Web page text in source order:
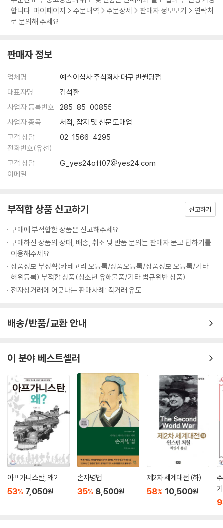
나를 다스리고 적을 다루는 방법
· 힘을 비축해 피로한 적을 상대하라 - 풍이 장군의 외효 진압
원칙은 유지하되 유연하게 대응하라
· 이로움과 해로움을 함께 살펴라 - 정나라 명재상 자산의 혜안
· 적이 판 함정을 발판으로 삼아라 - 정국의 진나라 수로 건설
· 리더의 지혜는 경청에서 나온다 - 두 사람의 항명, 서로 다른 처벌
요행을 바라지 말고 역량을 쌓아라
· 과신은 스스로를 망친다 - 천하영웅 항우의 몰락
제9편│행군 行軍 적의 움직임에 답이 있다
· 적이 대응하지 못할 판을 짜라 - 강 한가운데서 패한 조구
적의 동태를 파악하는 방법
· 적의 의도를 역이용하라 - 한신이 패전한 척 후퇴한 이유
승리하는 군대를 다스리는 법
· 리더는 때로는 너그럽고, 때로는 엄격해야 한다 - 문무를 겸비한 황제, 강
희제
제10편│지형 地形 지형을 꿰뚫는 자가 전장을 지배한다
내가 있는 곳을 올바로 이해하라
· 지형을 읽어야 승리할 수 있다 - 제갈량의 읍참마속
실패에서 배워라
· 공동체에 이로운 길을 따라가라 - 도를 지킨 문공, 명성을 탐한 자옥
· 허울뿐인 명분은 일을 그르친다 - 송나라 양공의 지나친 인의
적을 알고 나를 알면 승리를 거두는 데 위태로움이 없다
· 허울이 아닌 진심으로 대하라 - 오기 장군이 병사의 종기를 빨아준 까닭
· 때와 자리를 모르면 승리할 수 없다 - 효산에서 무너진 진목공의 원정
흔들고 국가의 존속과 멸망을 좌우하는 중대한 일이다. 그러므로 전쟁에
나서기 전에는 반드시 그 승패를 면밀히 따져보아야만 한다. 삶에서도 마
찬가지이다. 되도록 전쟁에 나서지 말되, 피치 못할 순간에는 싸움을 시작
--- p.28-29 「제1편│계」 중에서
국가가 군사를 일으켜 빈곤해지는 까닭은 군사 원정에 수반되는 장거리 운
송에 있다. 장거리 운송은 필연적으로 백성을 가난하게 만든다. 군대가 지
나가는 지역에서는 물가가 폭등하고, 물가가 폭등하면 백성의 재물이 고갈
되며, 재물이 고갈되면 세금과 노역이 가중된다. … 전쟁에서 귀중함은 신
속한 승리에 있으며 결코 오래 끄는 데 있지 않다. 진정으로 용병의 도를 터
득하고 그 이익을 통찰하는 장수야말로, 백성의 생사 운명을 결정하고 국
가 안위와 존망을 주재하는 존재다.
--- p.57-65 「제2편│작전」 중에서
략하는 데 있다. 물은 지세에 근거하여 흘러가고, 용병은 상이한 적정에 근
거하여 각기 다른 승리의 책략을 구사한다. 용병은 변하지 않는 상세(常
勢)가 없고, 물은 변하지 않는 상형(常形)이 없다. 적정의 변화에 근거하
여 능히 승리를 거두는 것을 곧 신과 같은 용병이라고 한다.
--- p.167-168 「제6편│허실」 중에서
실상을 감추고 허를 꿰뚫어라: 원수의 손으로 자신의 이름을 빛낸 손빈
“날이 저물면 이 나무 아래 불이 켜질 것이다. 그 불빛을 향해 일제히 활을
언가 새겨져 있는 것을 발견하고는, 그 글자를 확인하려 불을 밝히게 했다.
미 손쓸 도리가 없음을 깨닫고 칼을 빼어 자결하며, 죽기 직전 이렇게 탄식
했다.
“결국 내가 저 아이의 이름을 빛내주는구나!”
제나라는 이 기세를 몰아 위나라 군을 궤멸시키고 위나라 태자마저 포로로
사로잡아 귀환했다.
--- p.171 「제6편│허실」 중에서
장수가 자신의 군대만 파악하고 적의 군대를 파악하지 못하면 승리할 가능
성은 반반이다. 적의 군대만 파악하고 자신의 군대는 파악하지 못하면 승
리할 가능성은 역시 반반이다. 적의 정황을 파악하고 자신의 정황도 파악
했지만 지형이 작전에 불리한 것을 파악하지 못한다면, 승리할 가능성은
절반에 지나지 않는다. 진정으로 용병에 통달한 장수는 행동에 미혹함이
서 좌절하고, 믿었던 관계가 깨지고, 투자에서 손실을 보며 삶의 기반이 흔
들린다. 그 순간 인간은 절실히 깨닫는다. 한 번의 승리가 모든 것을 보장하
을 꿰뚫는다. 백 번 싸워도 위태롭지 않은 자리에 선 자만이 흔들리지 않는
많은 이들이 손자를 승리의 기술자로 오해한다. 그러나 그는 싸움마다 이
기는 것을 최고라 하지 않았다. 손자가 강조한 것은 백 번 싸워도 위태롭지
워라”라고 냉정하게 말했다. 싸움에 뛰어들고 나서 이기려는 것은 도박이
지만, 미리 승리의 조건을 만들어 놓고 싸우는 것은 전략이다. 오늘날의 경
쟁 사회에서 이 가르침은 더욱 무겁게 다가온다. 성급한 성공은 쉽게 무너
지고, 단기 실적만 추구하는 기업은 지속되지 않는다. 오히려 불필요한 싸
움을 피하고, 싸우지 않고 이기는 자가 진정한 승자다. 『손자병법』은 단순
백 번 싸워도 위태롭지 않은 ‘불태’ 전략
『손자병법』의 핵심은 바로 이 지점에 있다. 손자는 단순히 “어떻게 이길 것
인가”가 아니라 “어떻게 순간의 성취가 아닌, 오래 지속되는 기반을 마련
할 것인가”를 묻는다.
그래서 손자는 백 번 싸워 백 번 이기는 ‘백전백승’(百戰百勝)이 아닌 백
뛰어들고 나서 이기려 하지 말고, 상대를 파악하고 나의 약점을 보완해 승
리의 조건을 먼저 갖춘 뒤 움직여야 한다는 것이다.
2,500년 전에 쓰인 책이지만, 손자의 통찰은 정치·경제·비즈니스·인간관
4 용지 5장 분량의 6천 자 속에서 진정한 승리의 의미를 묻고, 전쟁의 모
든 것을 집대성했다. 그 주제는 승패 예측, 지형 파악과 주도권 장악, 지휘
체계와 병사들의 사기 관리, 첩자와 심리전 운용까지 총망라한다. 그 본질
은 오늘날의 인간 행동과 심리 분석, 조직 경영과 다르지 않다.
읽는 고전에서 체험하는 고전으로
현대지성 클래식은 『손자병법』을 단순한 번역서가 아닌 스토리텔링 중심
해석서로 선보인다. 고전의 묵직한 울림을 살리면서도, 현대 독자들이 흥
미롭게 읽고 일상에 당장 적용할 수 있는 실천적 전략서로 다듬었다.
합니다. 마이페이지 > 주문내역 > 주문상세 > 판매자 정보보기 > 연락처
로 문의해 주세요.
판매자 정보
업체명
예스이십사 주식회사 대구 반월당점
대표자명
김석환
사업자 등록번호
285-85-00855
사업자 종목
서적, 잡지 및 신문 도매업
고객 상담
전화번호(유선)
02-1566-4295
고객 상담
이메일
G_yes24off07@yes24.com
부적합 상품 신고하기 신고하기
구매에 부적합한 상품은 신고해주세요.
구매하신 상품의 상태, 배송, 취소 및 반품 문의는 판매자 묻고 답하기를
이용해주세요.
상품정보 부정확(카테고리 오등록/상품오등록/상품정보 오등록/기타
허위등록) 부적합 상품(청소년 유해물품/기타 법규위반 상품)
전자상거래에 어긋나는 판매사례: 직거래 유도
배송/반품/교환 안내
이 분야 베스트셀러
아프가니스탄, 왜?
53% 7,050원
손자병법
35% 8,500원
제2차 세계대전 (하)
58% 10,500원